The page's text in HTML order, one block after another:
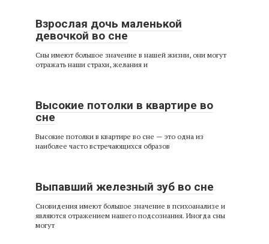
Взрослая дочь маленькой
девочкой во сне
Сны имеют большое значение в нашей жизни, они могут
отражать наши страхи, желания и
Высокие потолки в квартире во
сне
Высокие потолки в квартире во сне — это одна из
наиболее часто встречающихся образов
Выпавший железный зуб во сне
Сновидения имеют большое значение в психоанализе и
являются отражением нашего подсознания. Иногда сны
могут